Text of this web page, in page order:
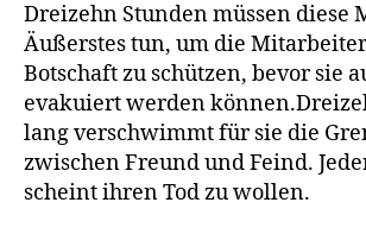
Dreizehn Stunden müssen diese
Äußerstes tun, um die
Botschaft zu schützen, bevor sie
evakuiert werden
lang verschwimmt für sie die
zwischen Freund und Feind.
scheint ihren Tod zu wollen.